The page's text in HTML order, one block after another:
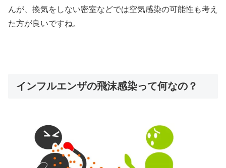
んが、換気をしない密室などでは空気感染の可能性も考え
た方が良いですね。
インフルエンザの飛沫感染って何なの？